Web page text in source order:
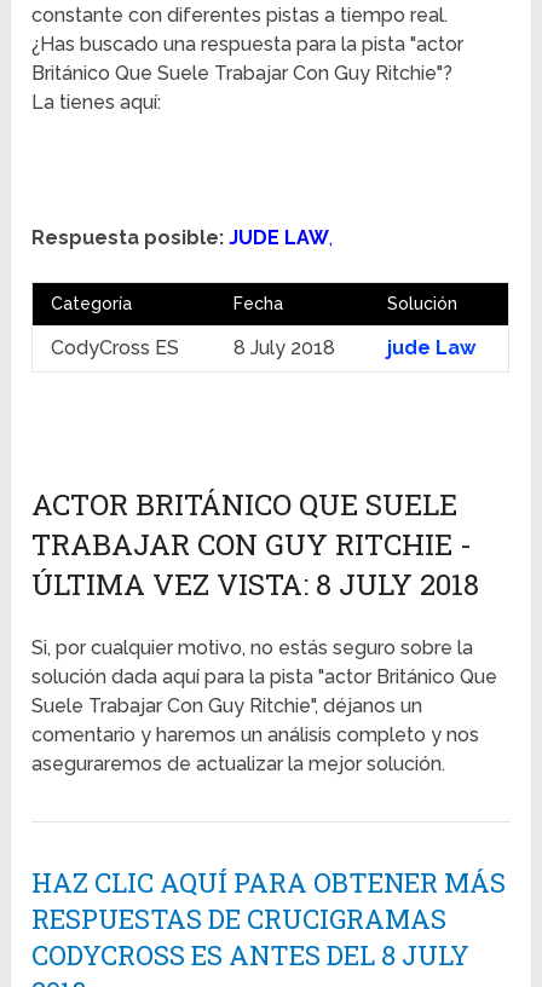
constante con diferentes pistas a tiempo real.
¿Has buscado una respuesta para la pista "actor
Británico Que Suele Trabajar Con Guy Ritchie"?
La tienes aquí:
Respuesta posible: JUDE LAW,
Categoría Fecha Solución
CodyCross ES 8 July 2018 jude Law
ACTOR BRITÁNICO QUE SUELE
TRABAJAR CON GUY RITCHIE -
ÚLTIMA VEZ VISTA: 8 JULY 2018
Si, por cualquier motivo, no estás seguro sobre la
solución dada aquí para la pista "actor Británico Que
Suele Trabajar Con Guy Ritchie", déjanos un
comentario y haremos un análisis completo y nos
aseguraremos de actualizar la mejor solución.
HAZ CLIC AQUÍ PARA OBTENER MÁS
RESPUESTAS DE CRUCIGRAMAS
CODYCROSS ES ANTES DEL 8 JULY